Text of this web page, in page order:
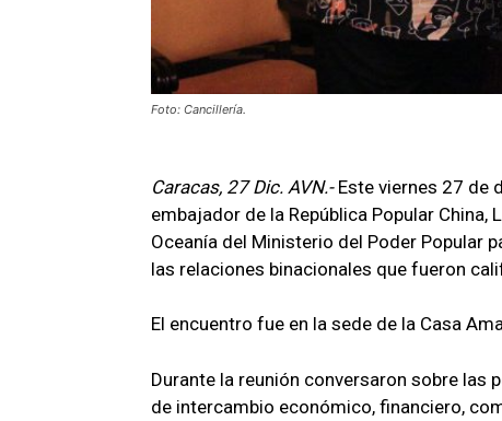
Foto: Cancillería.
Caracas, 27 Dic. AVN.- Este viernes 27 de
embajador de la República Popular China,
Oceanía del Ministerio del Poder Popular
las relaciones binacionales que fueron
El encuentro fue en la sede de la Casa
Durante la reunión conversaron sobre las
de intercambio económico, financiero,